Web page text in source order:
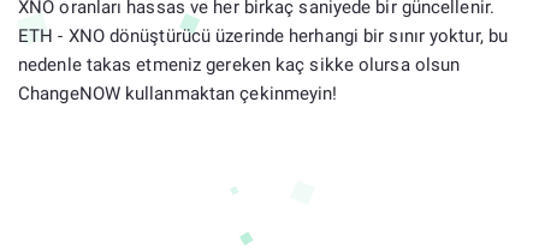
XNO oranları hassas ve her birkaç saniyede bir güncellenir.
ETH - XNO dönüştürücü üzerinde herhangi bir sınır yoktur, bu
nedenle takas etmeniz gereken kaç sikke olursa olsun
ChangeNOW kullanmaktan çekinmeyin!